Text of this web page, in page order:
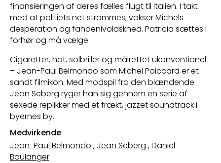
finansieringen af deres fælles flugt til Italien. I takt
med at politiets net strammes, vokser Michels
desperation og fandenivoldskhed. Patricia sættes i
forhør og må vælge.
Cigaretter, hat, solbriller og målrettet ukonventionel
– Jean-Paul Belmondo som Michel Poiccard er et
sandt filmikon. Med modspil fra den blændende
Jean Seberg ryger han sig gennem en serie af
sexede replikker med et frækt, jazzet soundtrack i
byernes by.
Medvirkende
Jean-Paul Belmondo , Jean Seberg ,Daniel
Boulanger